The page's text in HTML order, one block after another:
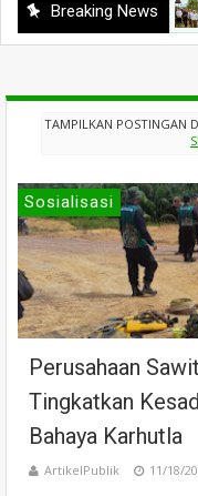
Breaking News
TAMPILKAN POSTINGAN
Sosialisasi
Perusahaan
Tingkatkan
Bahaya Karhutla
ArtikelPublik 11/18/